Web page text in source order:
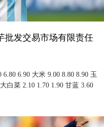
批发交易市场有限责任
6.90 大米 9.00 8.80 8.90 玉
白菜 2.10 1.70 1.90 甘蓝 3.60